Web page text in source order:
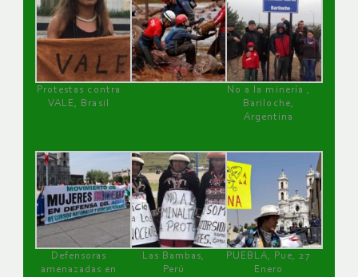
Protestas contra
VALE, Brasil
No a la minería ,
Bariloche,
Argentina
Defensoras
amenazadas en
Las Bambas,
Perú
PUEBLA, Pue, 27
Enero